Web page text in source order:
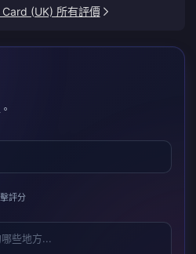
(UK) 所有評價
評分